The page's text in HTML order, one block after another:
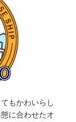
もかわいらし
に合わせたオ